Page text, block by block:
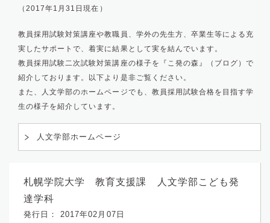
（2017年1月31日現在）
教員採用試験対策講座や教職員、学外の先生方、卒業生等による充
実したサポートで、着実に結果として実を結んでいます。
教員採用試験二次試験対策講座の様子を『こ発の森』（ブログ）で
紹介しております。以下より是非ご覧ください。
また、人文学部のホームページでも、教員採用試験合格を目指す学
生の様子を紹介しています。
人文学部ホームページ
発行日： 2017年02月07日
札幌学院大学 教育支援課 人文学部こども発
達学科